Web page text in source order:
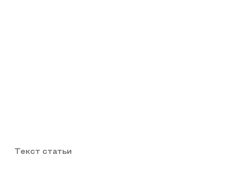
Текст статьи